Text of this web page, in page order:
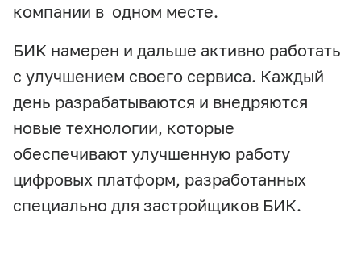
компании в одном месте.
БИК намерен и дальше активно работать
с улучшением своего сервиса. Каждый
день разрабатываются и внедряются
новые технологии, которые
обеспечивают улучшенную работу
цифровых платформ, разработанных
специально для застройщиков БИК.